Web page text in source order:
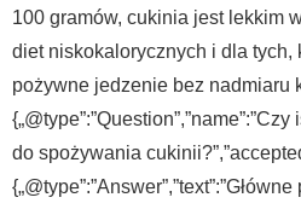
100 gramów, cukinia jest lekkim
diet niskokalorycznych i dla tych,
pożywne jedzenie bez nadmiaru
do spożywania